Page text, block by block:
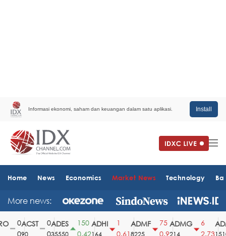
Informasi ekonomi, saham dan keuangan dalam satu aplikasi. Install
Home News Economics Market News Technology
More news:
ACST
90
ADES
35550
150
0.42
ADHI
164
0.61
ADMF
8225
75
0.9
ADMG
214
2.731510